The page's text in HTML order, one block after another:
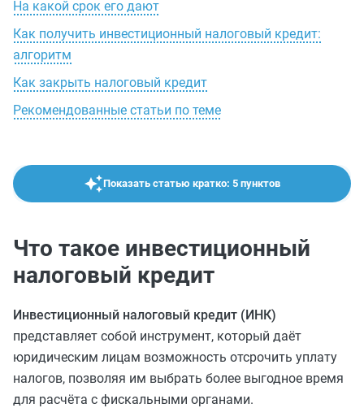
На какой срок его дают
Как получить инвестиционный налоговый кредит:
алгоритм
Как закрыть налоговый кредит
Рекомендованные статьи по теме
Показать статью кратко: 5 пунктов
Что такое инвестиционный
налоговый кредит
Инвестиционный налоговый кредит (ИНК)
представляет собой инструмент, который даёт
юридическим лицам возможность отсрочить уплату
налогов, позволяя им выбрать более выгодное время
для расчёта с фискальными органами.